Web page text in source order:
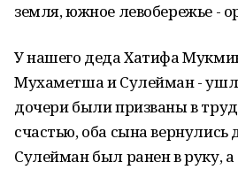
земля, южное левобережье -
У нашего деда Хатифа
Мухаметша и Сулейман -
дочери были призваны в
счастью, оба сына
Сулейман был ранен в руку,